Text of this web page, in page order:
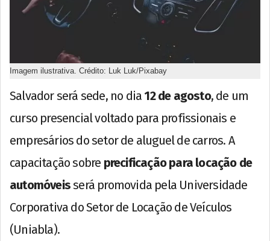
Imagem ilustrativa. Crédito: Luk Luk/Pixabay
Salvador será sede, no dia 12 de agosto, de um
curso presencial voltado para profissionais e
empresários do setor de aluguel de carros. A
capacitação sobre precificação para locação de
automóveisserá promovida pela Universidade
Corporativa do Setor de Locação de Veículos
(Uniabla).